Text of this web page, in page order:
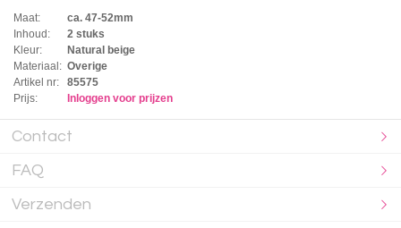
Maat:
ca. 47-52mm
Inhoud:
2 stuks
Kleur:
Natural beige
Materiaal: Overige
Artikel nr:
85575
Prijs:
Inloggen voor prijzen
Contact
FAQ
Verzenden